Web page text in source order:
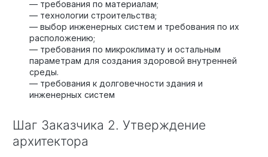
— требования по материалам;
— технологии строительства;
— выбор инженерных систем и требования по их
расположению;
— требования по микроклимату и остальным
параметрам для создания здоровой внутренней
среды.
— требования к долговечности здания и
инженерных систем
Шаг Заказчика 2. Утверждение
архитектора